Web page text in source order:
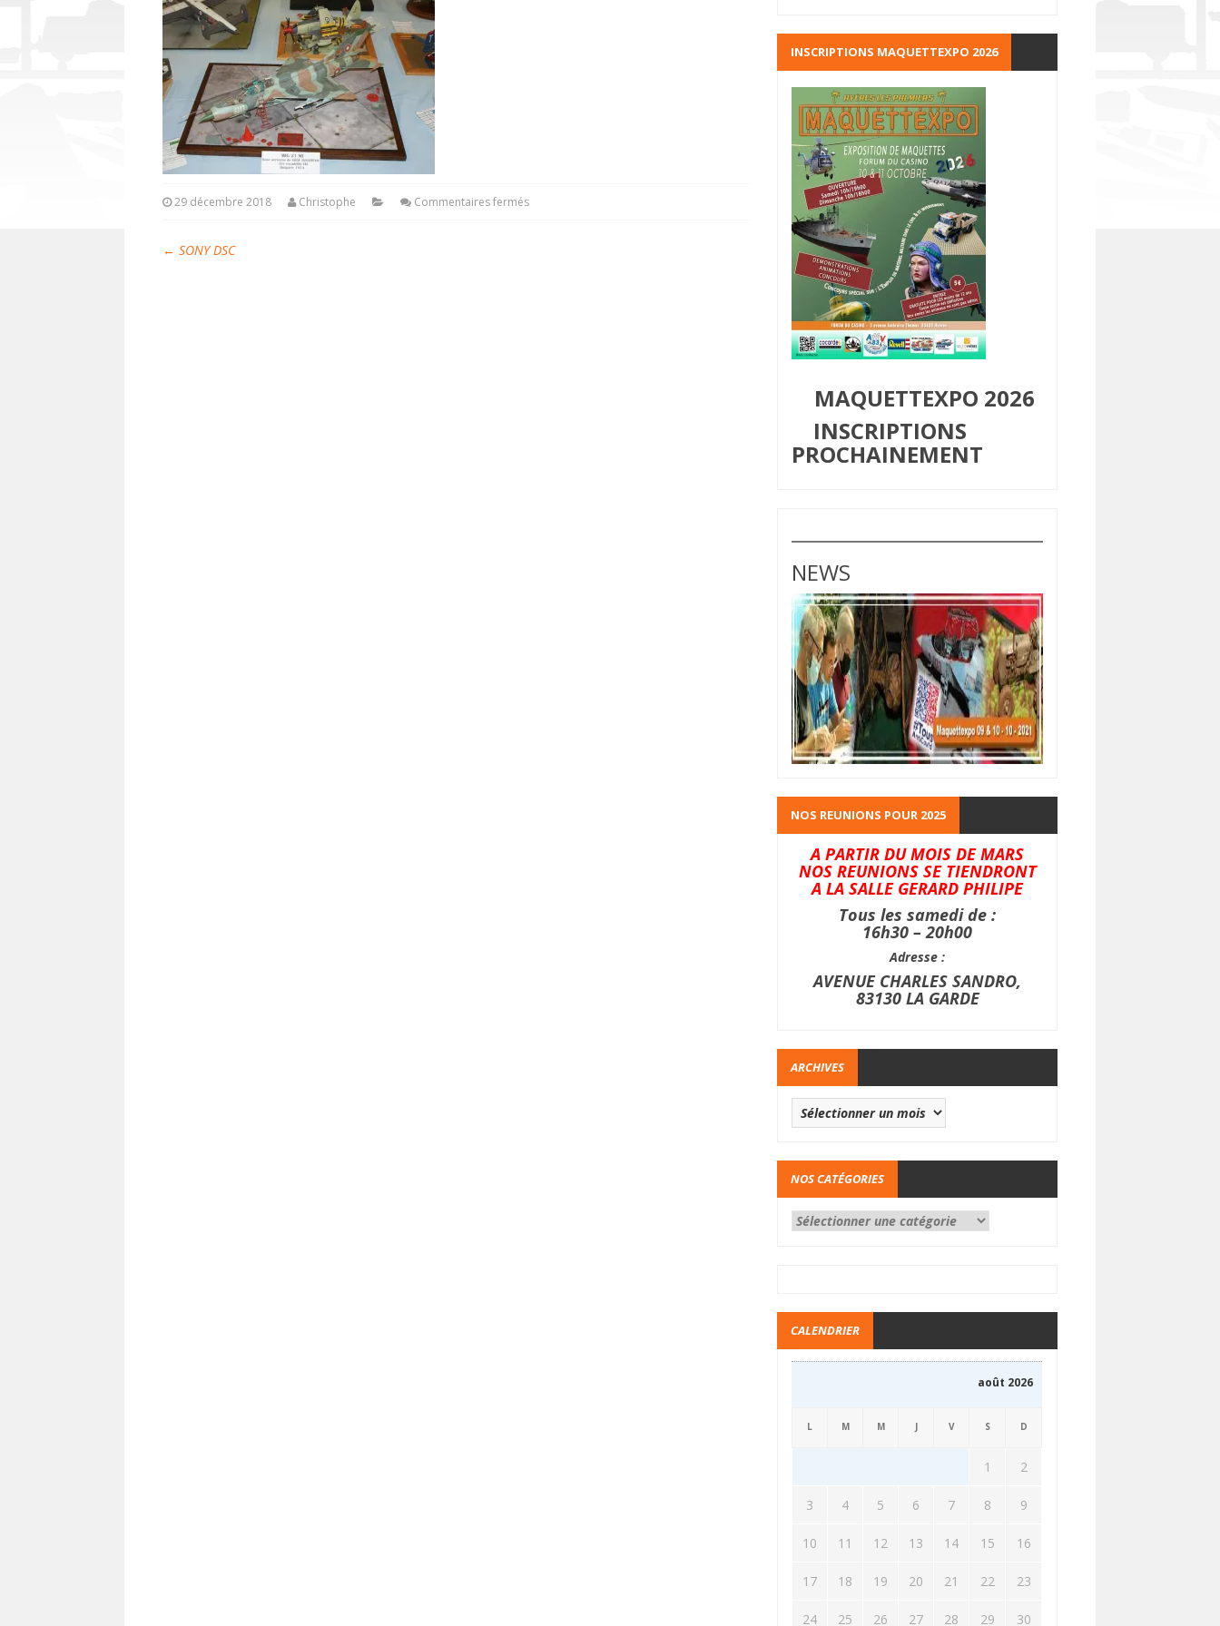
29 décembre 2018 Christophe Commentaires fermés
← SONY DSC
INSCRIPTIONS MAQUETTEXPO 2026
MAQUETTEXPO 2026
INSCRIPTIONS
PROCHAINEMENT
NEWS
NOS REUNIONS POUR 2025
A PARTIR DU MOIS DE MARS
NOS REUNIONS SE TIENDRONT
A LA SALLE GERARD PHILIPE
Tous les samedi de :
16h30 – 20h00
Adresse :
AVENUE CHARLES SANDRO,
83130 LA GARDE
ARCHIVES
NOS CATÉGORIES
CALENDRIER
août 2026
L M M J V S D
1 2
3 4 5 6 7 8 9
10 11 12 13 14 15 16
17 18 19 20 21 22 23
24 25 26 27 28 29 30